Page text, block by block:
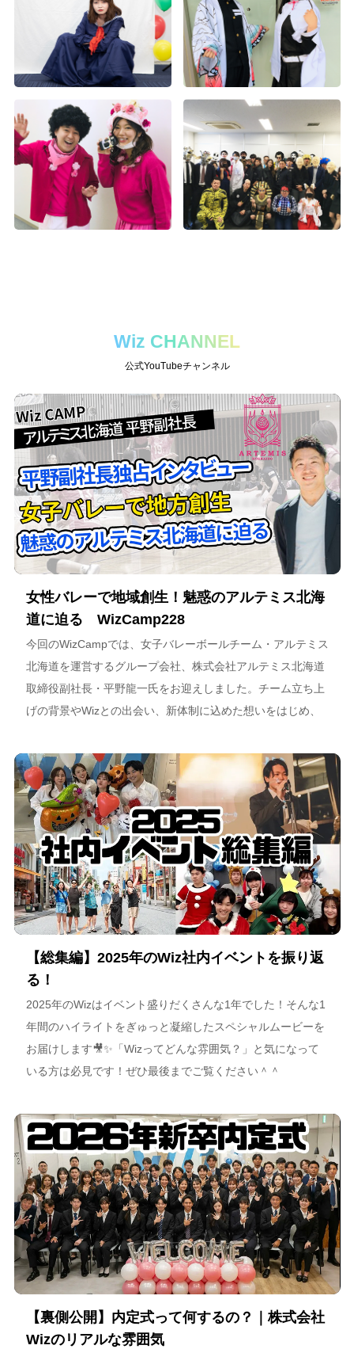
Wiz CHANNEL
公式YouTubeチャンネル
女性バレーで地域創生！魅惑のアルテミス北海
道に迫る WizCamp228
今回のWizCampでは、女子バレーボールチーム・アルテミス
北海道を運営するグループ会社、株式会社アルテミス北海道
取締役副社長・平野龍一氏をお迎えしました。チーム立ち上
げの背景やWizとの出会い、新体制に込めた想いをはじめ、
海道が描く今後のビジョンについて語っています。
【総集編】2025年のWiz社内イベントを振り返
る！
2025年のWizはイベント盛りだくさんな1年でした！そんな1
年間のハイライトをぎゅっと凝縮したスペシャルムービーを
お届けします🎥✨「Wizってどんな雰囲気？」と気になって
いる方は必見です！ぜひ最後までご覧ください＾＾
【裏側公開】内定式って何するの？｜株式会社
Wizのリアルな雰囲気